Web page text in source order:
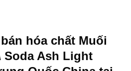
hóa chất Muối
Soda Ash Light